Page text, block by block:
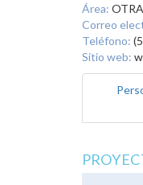
Área:
Correo
Teléfono:
Sitio web: